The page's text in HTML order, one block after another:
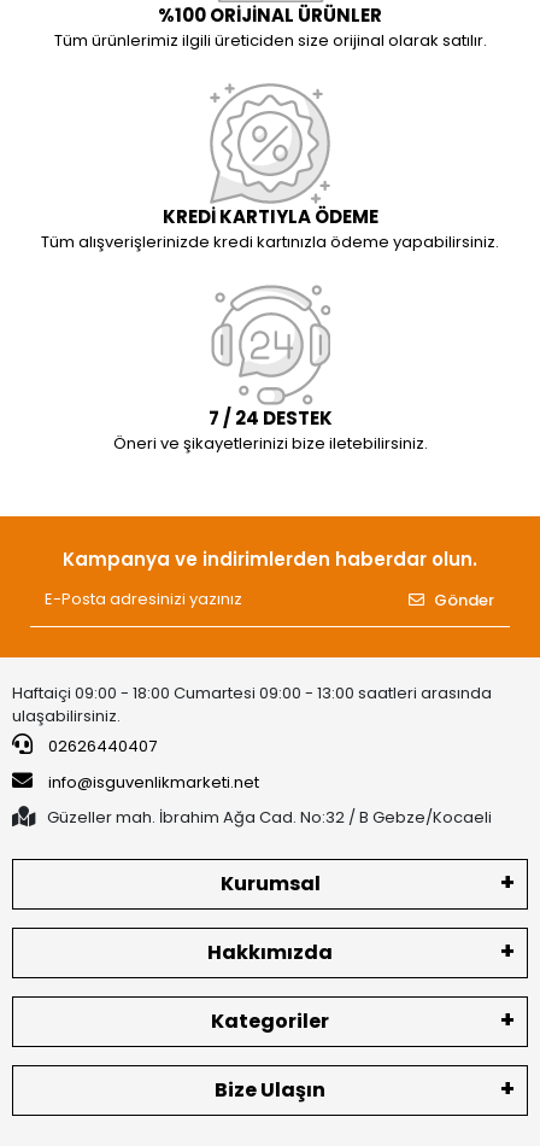
%100 ORİJİNAL ÜRÜNLER
Tüm ürünlerimiz ilgili üreticiden size orijinal olarak satılır.
KREDİ KARTIYLA ÖDEME
Tüm alışverişlerinizde kredi kartınızla ödeme yapabilirsiniz.
7 / 24 DESTEK
Öneri ve şikayetlerinizi bize iletebilirsiniz.
Kampanya ve indirimlerden haberdar olun.
Gönder
Haftaiçi 09:00 - 18:00 Cumartesi 09:00 - 13:00 saatleri arasında
ulaşabilirsiniz.
02626440407
info@isguvenlikmarketi.net
Güzeller mah. İbrahim Ağa Cad. No:32 / B Gebze/Kocaeli
Kurumsal
Hakkımızda
Kategoriler
Bize Ulaşın